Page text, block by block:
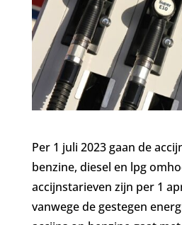
Per 1 juli 2023 gaan de
benzine, diesel en lpg
accijnstarieven zijn per 1
vanwege de gestegen